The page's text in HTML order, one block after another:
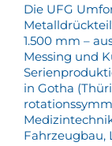
Die UFG
1.500 mm –
Messing und
in Gotha
Fahrzeugbau,